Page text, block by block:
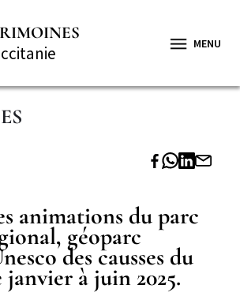
MENU
animations du parc
géoparc
des causses du
à juin 2025.